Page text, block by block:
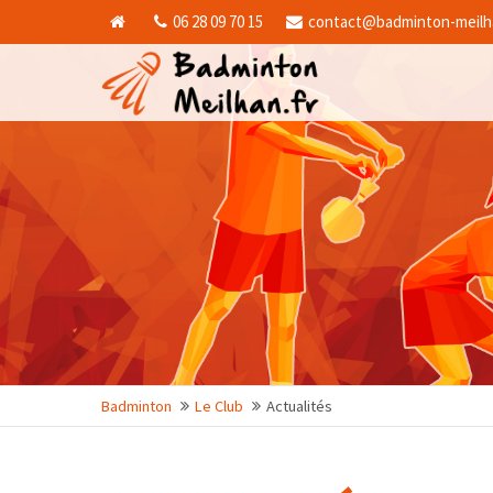
Malheureusement l'élément "offcanvas-
col1" n'existe pas.
06 28 09 70 15 contact@badminton-
Badminton Le Club Actualités